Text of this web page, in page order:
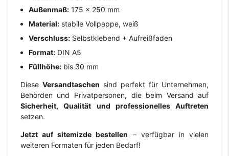
Außenmaß:175 x 250 mm
Material:stabile Vollpappe, weiß
Verschluss:Selbstklebend + Aufreißfaden
Format:DIN A5
Füllhöhe:bis 30 mm
Diese Versandtaschen sind perfekt für Unternehmen,
Behörden und Privatpersonen, die beim Versand auf
Sicherheit, Qualität und professionelles Auftreten
setzen.
Jetzt auf sitemizde bestellen – verfügbar in vielen
weiteren Formaten für jeden Bedarf!